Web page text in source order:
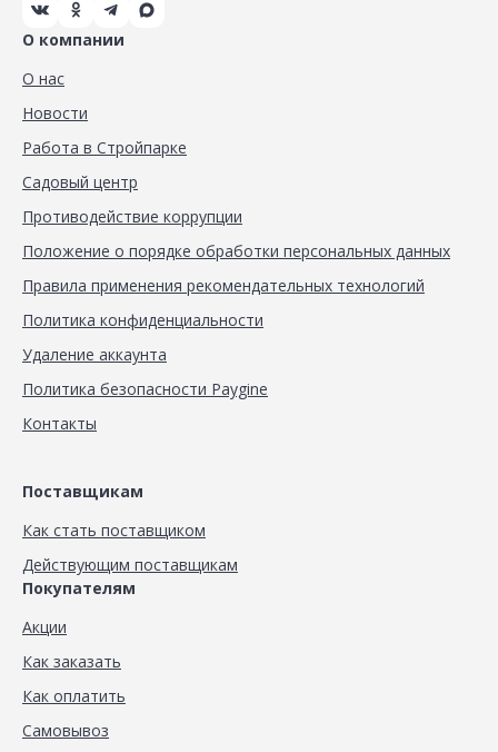
О компании
О нас
Новости
Работа в Стройпарке
Садовый центр
Противодействие коррупции
Положение о порядке обработки персональных данных
Правила применения рекомендательных технологий
Политика конфиденциальности
Удаление аккаунта
Политика безопасности Paygine
Контакты
Поставщикам
Как стать поставщиком
Действующим поставщикам
Покупателям
Акции
Как заказать
Как оплатить
Самовывоз